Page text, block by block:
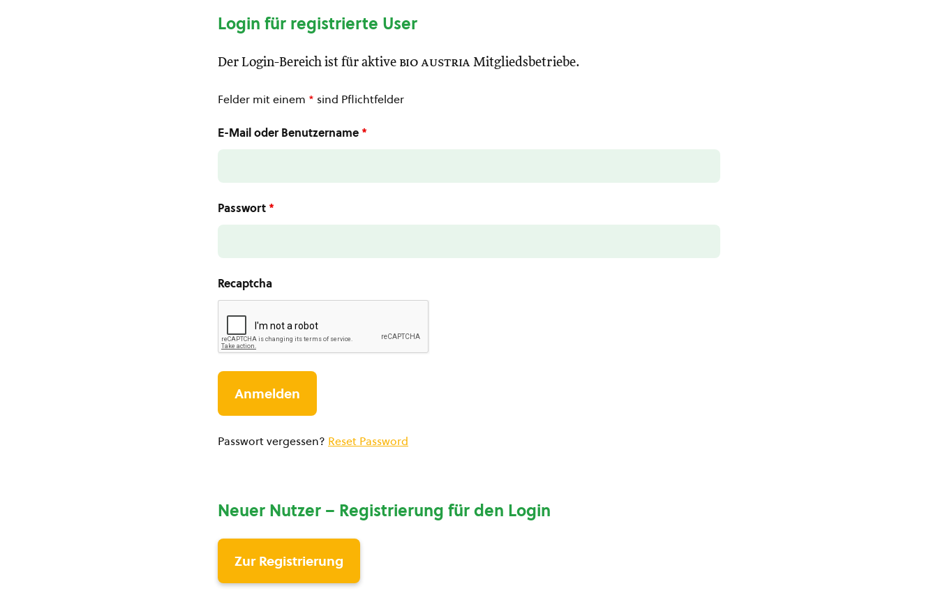
Login für registrierte User
Der Login-Bereich ist für aktive bio austria Mitgliedsbetriebe.
Felder mit einem * sind Pflichtfelder
E-Mail oder Benutzername *
Passwort *
Recaptcha
Passwort vergessen? Reset Password
Neuer Nutzer – Registrierung für den Login
Zur Registrierung